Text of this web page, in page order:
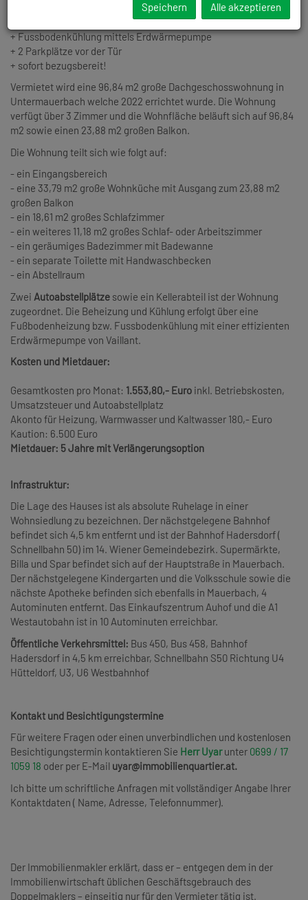
+ 3 Zimmer, 96,84 m² Wohnnutzfläche, 23,88 m² Balkon
+ Fussbodenheizung mittels effizienter Vaillant Erdwärmepumpe
+ Fussbodenkühlung mittels Erdwärmepumpe
+ 2 Parkplätze vor der Tür
+ sofort bezugsbereit!
Vermietet wird eine 96,84 m2 große Dachgeschosswohnung in
Untermauerbach welche 2022 errichtet wurde. Die Wohnung
verfügt über 3 Zimmer und die Wohnfläche beläuft sich auf 96,84
m2 sowie einen 23,88 m2 großen Balkon.
Die Wohnung teilt sich wie folgt auf:
- ein Eingangsbereich
- eine 33,79 m2 große Wohnküche mit Ausgang zum 23,88 m2
großen Balkon
- ein 18,61 m2 großes Schlafzimmer
- ein weiteres 11,18 m2 großes Schlaf- oder Arbeitszimmer
- ein geräumiges Badezimmer mit Badewanne
- ein separate Toilette mit Handwaschbecken
- ein Abstellraum
Zwei Autoabstellplätze sowie ein Kellerabteil ist der Wohnung
zugeordnet. Die Beheizung und Kühlung erfolgt über eine
Fußbodenheizung bzw. Fussbodenkühlung mit einer effizienten
Erdwärmepumpe von Vaillant.
Kosten und Mietdauer:
Gesamtkosten pro Monat: 1.553,80,- Euro inkl. Betriebskosten,
Umsatzsteuer und Autoabstellplatz
Akonto für Heizung, Warmwasser und Kaltwasser 180,- Euro
Kaution: 6.500 Euro
Mietdauer: 5 Jahre mit Verlängerungsoption
Infrastruktur:
Die Lage des Hauses ist als absolute Ruhelage in einer
Wohnsiedlung zu bezeichnen. Der nächstgelegene Bahnhof
befindet sich 4,5 km entfernt und ist der Bahnhof Hadersdorf (
Schnellbahn 50) im 14. Wiener Gemeindebezirk. Supermärkte,
Billa und Spar befindet sich auf der Hauptstraße in Mauerbach.
Der nächstgelegene Kindergarten und die Volksschule sowie die
nächste Apotheke befinden sich ebenfalls in Mauerbach, 4
Autominuten entfernt. Das Einkaufszentrum Auhof und die A1
Westautobahn ist in 10 Autominuten erreichbar.
Öffentliche Verkehrsmittel: Bus 450, Bus 458, Bahnhof
Hadersdorf in 4,5 km erreichbar, Schnellbahn S50 Richtung U4
Hütteldorf, U3, U6 Westbahnhof
Kontakt und Besichtigungstermine
Für weitere Fragen oder einen unverbindlichen und kostenlosen
Besichtigungstermin kontaktieren Sie Herr Uyarunter 0699 / 17
1059 18 oder per E-Mail uyar@immobilienquartier.at.
Ich bitte um schriftliche Anfragen mit vollständiger Angabe Ihrer
Kontaktdaten ( Name, Adresse, Telefonnummer).
Der Immobilienmakler erklärt, dass er – entgegen dem in der
Immobilienwirtschaft üblichen Geschäftsgebrauch des
Doppelmaklers – einseitig nur für den Vermieter tätig ist.
Speichern Alle akzeptieren